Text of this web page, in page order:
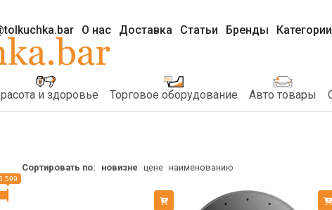
О нас Доставка Статьи Бренды Категории
и здоровье Торговое оборудование Авто товары
599
Сортировать по: новизне цене наименованию